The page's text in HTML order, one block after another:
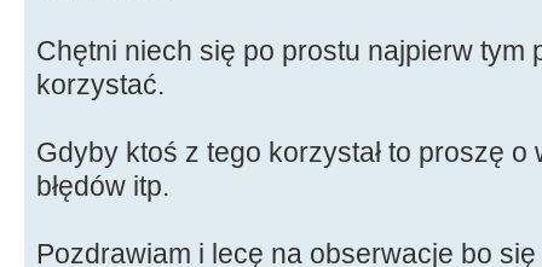
Chętni niech się po prostu najpierw tym
korzystać.
Gdyby ktoś z tego korzystał to proszę
błędów itp.
Pozdrawiam i lecę na obserwacje bo